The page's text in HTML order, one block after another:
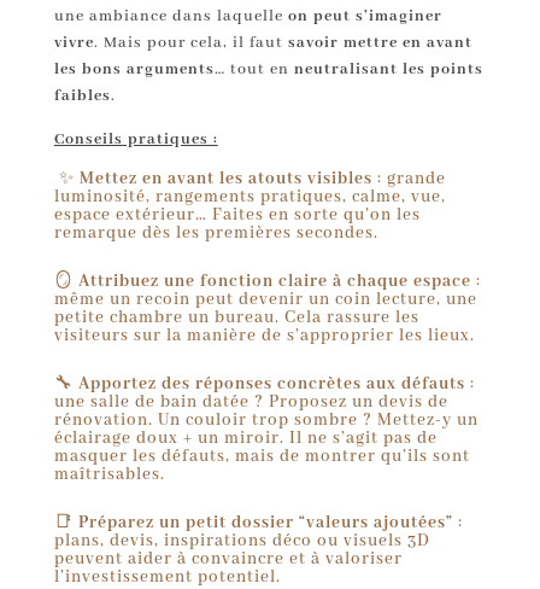
une ambiance dans laquelle on peut s’imaginer
vivre. Mais pour cela, il faut savoir mettre en avant
les bons arguments… tout en neutralisant les points
faibles.
Conseils pratiques :
✨ Mettez en avant les atouts visibles : grande
luminosité, rangements pratiques, calme, vue,
espace extérieur… Faites en sorte qu’on les
remarque dès les premières secondes.
🪞 Attribuez une fonction claire à chaque espace :
même un recoin peut devenir un coin lecture, une
petite chambre un bureau. Cela rassure les
visiteurs sur la manière de s’approprier les lieux.
🔧 Apportez des réponses concrètes aux défauts :
une salle de bain datée ? Proposez un devis de
rénovation. Un couloir trop sombre ? Mettez-y un
éclairage doux + un miroir. Il ne s’agit pas de
masquer les défauts, mais de montrer qu’ils sont
maîtrisables.
📑 Préparez un petit dossier “valeurs ajoutées” :
plans, devis, inspirations déco ou visuels 3D
peuvent aider à convaincre et à valoriser
l’investissement potentiel.